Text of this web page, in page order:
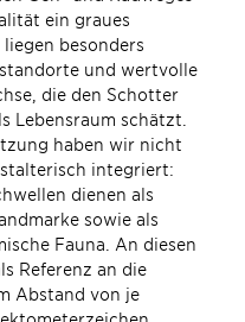
ein graues
besonders
und wertvolle
die den Schotter
Lebensraum schätzt.
haben wir nicht
integriert:
dienen als
sowie als
Fauna. An diesen
Referenz an die
Abstand von je